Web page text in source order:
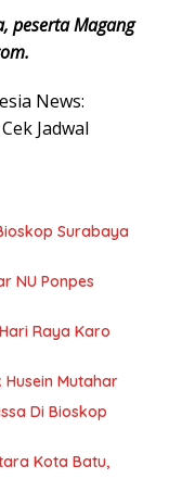
peserta Magang
News:
Jadwal
Surabaya
NU Ponpes
Raya Karo
Mutahar
Di Bioskop
Kota Batu,